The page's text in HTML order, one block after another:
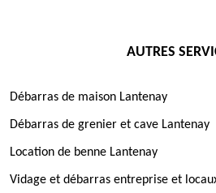
AUTRES
Débarras de maison Lantenay
Débarras de grenier et cave Lantenay
Location de benne Lantenay
Vidage et débarras entreprise et